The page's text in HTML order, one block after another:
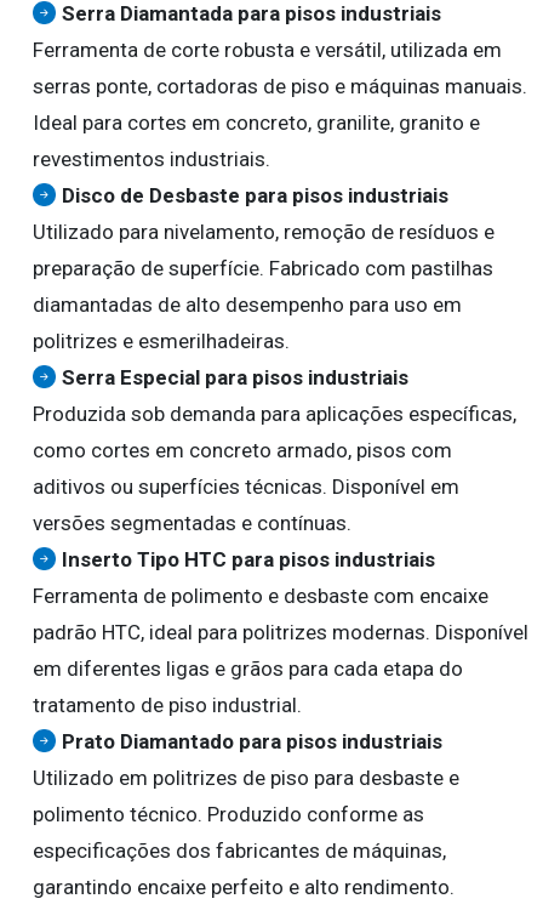
Serra Diamantada para pisos industriais
Ferramenta de corte robusta e versátil, utilizada em
serras ponte, cortadoras de piso e máquinas manuais.
Ideal para cortes em concreto, granilite, granito e
revestimentos industriais.
Disco de Desbaste para pisos industriais
Utilizado para nivelamento, remoção de resíduos e
preparação de superfície. Fabricado com pastilhas
diamantadas de alto desempenho para uso em
politrizes e esmerilhadeiras.
Serra Especial para pisos industriais
Produzida sob demanda para aplicações específicas,
como cortes em concreto armado, pisos com
aditivos ou superfícies técnicas. Disponível em
versões segmentadas e contínuas.
Inserto Tipo HTC para pisos industriais
Ferramenta de polimento e desbaste com encaixe
padrão HTC, ideal para politrizes modernas. Disponível
em diferentes ligas e grãos para cada etapa do
tratamento de piso industrial.
Prato Diamantado para pisos industriais
Utilizado em politrizes de piso para desbaste e
polimento técnico. Produzido conforme as
especificações dos fabricantes de máquinas,
garantindo encaixe perfeito e alto rendimento.